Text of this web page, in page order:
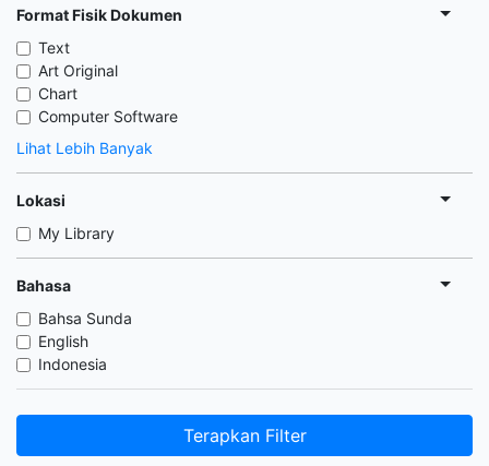
Format Fisik Dokumen
Text
Art Original
Chart
Computer Software
Lihat Lebih Banyak
Lokasi
My Library
Bahasa
Bahsa Sunda
English
Indonesia
Terapkan Filter